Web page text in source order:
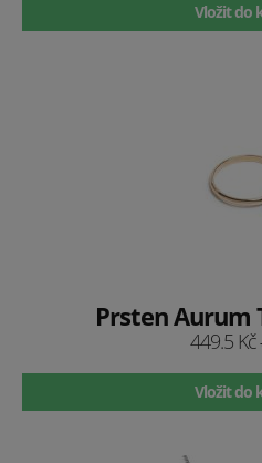
Vložit do
Prsten Aurum
449.5 Kč
Vložit do